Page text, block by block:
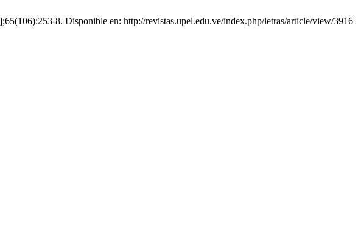
8. Disponible en: http://revistas.upel.edu.ve/index.php/letras/article/view/3916